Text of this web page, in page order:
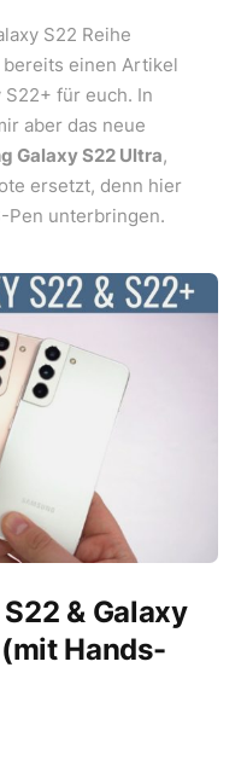
S22 Reihe
einen Artikel
S22+ für euch. In
aber das neue
Galaxy S22 Ultra,
ersetzt, denn hier
Pen unterbringen.
& Galaxy
Hands-